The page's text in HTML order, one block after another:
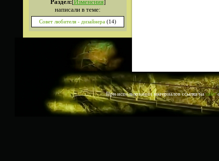
Раздел:[Изменения]
написали в теме:
Совет любителя - дизайнера (14)
При использовании материалов ссылка насайт